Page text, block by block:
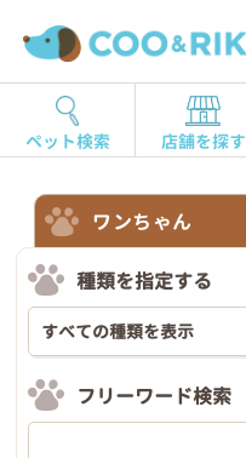
ペット検索 店舗を探す
ワンちゃん
種類を指定する
フリーワード検索